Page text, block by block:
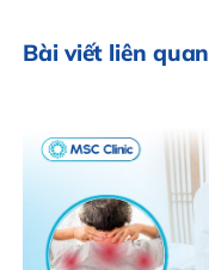
Bài viết liên quan